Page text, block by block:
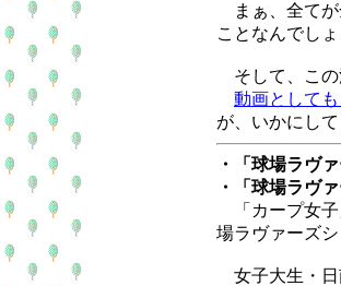
まぁ、全てが
ことなんでしょ
そして、この
動画としても
が、いかにし
・「球場ラヴ
・「球場ラヴ
「カープ女子
場ラヴァーズシ
女子大生・日